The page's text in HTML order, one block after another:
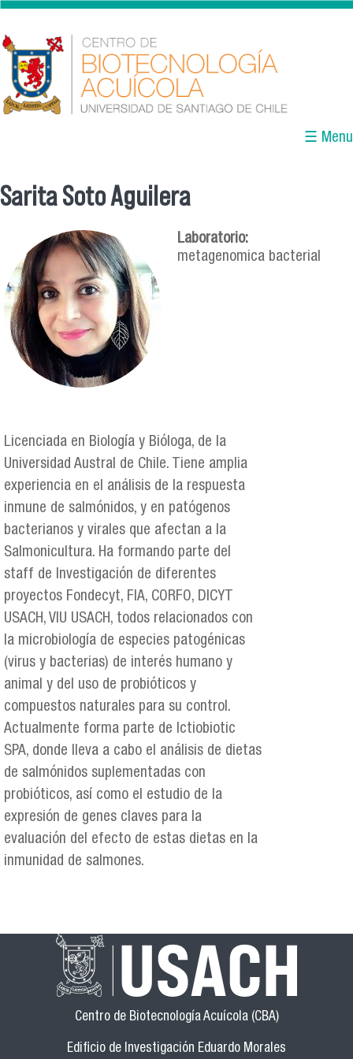
Pasar al contenido principal
☰ Menu
Se encuentra usted aquí
Sarita Soto Aguilera
Licenciada en Biología y Bióloga, de la
Universidad Austral de Chile. Tiene amplia
experiencia en el análisis de la respuesta
inmune de salmónidos, y en patógenos
bacterianos y virales que afectan a la
Salmonicultura. Ha formando parte del
staff de Investigación de diferentes
proyectos Fondecyt, FIA, CORFO, DICYT
USACH, VIU USACH, todos relacionados con
la microbiología de especies patogénicas
(virus y bacterias) de interés humano y
animal y del uso de probióticos y
compuestos naturales para su control.
Actualmente forma parte de Ictiobiotic
SPA, donde lleva a cabo el análisis de dietas
de salmónidos suplementadas con
probióticos, así como el estudio de la
expresión de genes claves para la
evaluación del efecto de estas dietas en la
inmunidad de salmones.
Laboratorio:
metagenomica bacterial
Centro de Biotecnología Acuícola (CBA)
Edificio de Investigación Eduardo Morales